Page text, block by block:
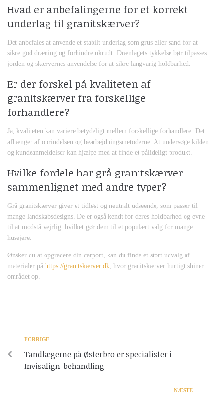
Hvad er anbefalingerne for et korrekt
underlag til granitskærver?
Det anbefales at anvende et stabilt underlag som grus eller sand for at
sikre god dræning og forhindre ukrudt. Drænlagets tykkelse bør tilpasses
jorden og skærvernes anvendelse for at sikre langvarig holdbarhed.
Er der forskel på kvaliteten af
granitskærver fra forskellige
forhandlere?
Ja, kvaliteten kan variere betydeligt mellem forskellige forhandlere. Det
afhænger af oprindelsen og bearbejdningsmetoderne. At undersøge kilden
og kundeanmeldelser kan hjælpe med at finde et pålideligt produkt.
Hvilke fordele har grå granitskærver
sammenlignet med andre typer?
Grå granitskærver giver et tidløst og neutralt udseende, som passer til
mange landskabsdesigns. De er også kendt for deres holdbarhed og evne
til at modstå vejrlig, hvilket gør dem til et populært valg for mange
husejere.
Ønsker du at opgradere din carport, kan du finde et stort udvalg af
materialer på https://granitskærver.dk , hvor granitskærver hurtigt shiner
området op.
FORRIGE
Tandlægerne på Østerbro er specialister i
Invisalign-behandling
NÆSTE